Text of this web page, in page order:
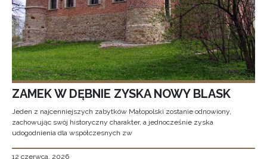
ZAMEK W DĘBNIE ZYSKA NOWY BLASK
Jeden z najcenniejszych zabytków Małopolski zostanie odnowiony,
zachowując swój historyczny charakter, a jednocześnie zyska
udogodnienia dla współczesnych zw
12 czerwca, 2026